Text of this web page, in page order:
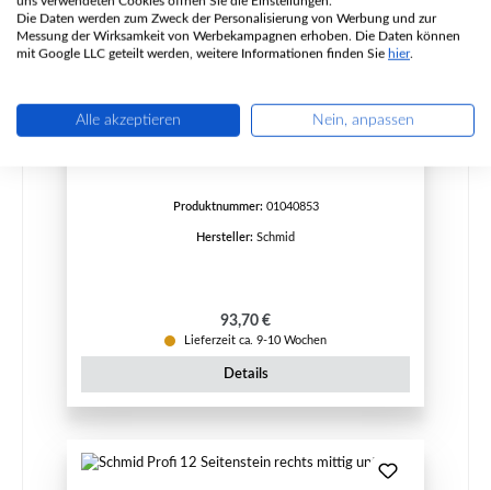
Schmid Profi 12 Nachbrennkammer rechts
Produktnummer: 01040853
Hersteller: Schmid
Regulärer Preis:
93,70 €
Lieferzeit ca. 9-10 Wochen
Details
Die Daten werden zum Zweck der Personalisierung von Werbung und zur
Messung der Wirksamkeit von Werbekampagnen erhoben. Die Daten können
mit Google LLC geteilt werden, weitere Informationen finden Sie hier.
Alle akzeptieren Nein, anpassen